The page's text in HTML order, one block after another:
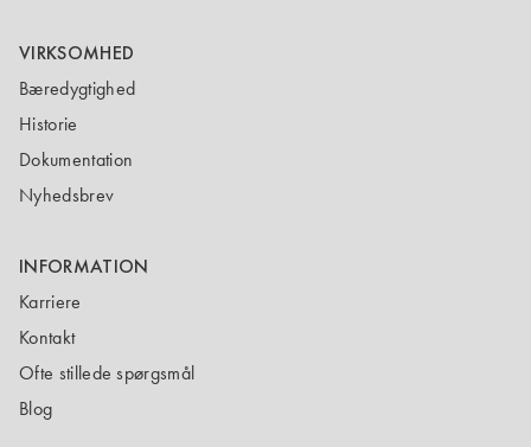
VIRKSOMHED
Bæredygtighed
Historie
Dokumentation
Nyhedsbrev
INFORMATION
Karriere
Kontakt
Ofte stillede spørgsmål
Blog